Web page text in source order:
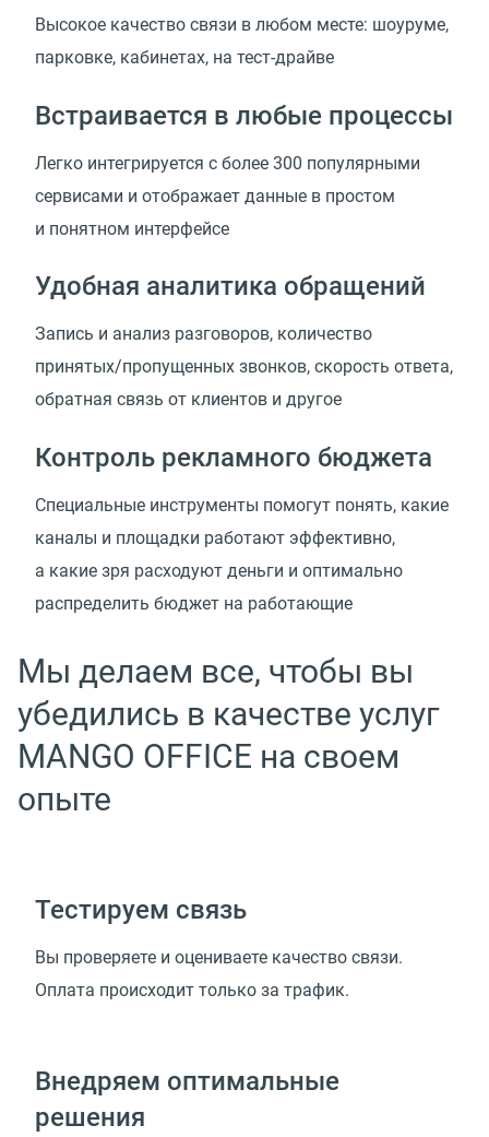
Высокое качество связи в любом месте: шоуруме,
парковке, кабинетах, на тест-драйве
Встраивается в любые процессы
Легко интегрируется с более 300 популярными
сервисами и отображает данные в простом
и понятном интерфейсе
Удобная аналитика обращений
Запись и анализ разговоров, количество
принятых/пропущенных звонков, скорость ответа,
обратная связь от клиентов и другое
Контроль рекламного бюджета
Специальные инструменты помогут понять, какие
каналы и площадки работают эффективно,
а какие зря расходуют деньги и оптимально
распределить бюджет на работающие
Мы делаем все, чтобы вы
убедились в качестве услуг
MANGO OFFICE на своем
опыте
Тестируем связь
Вы проверяете и оцениваете качество связи.
Оплата происходит только за трафик.
Внедряем оптимальные
решения